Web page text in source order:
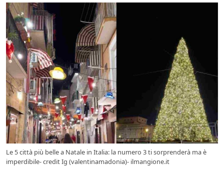
Le 5 città più belle a Natale in Italia: la numero 3 ti sorprenderà ma è
imperdibile- credit Ig (valentinamadonia)- ilmangione.it